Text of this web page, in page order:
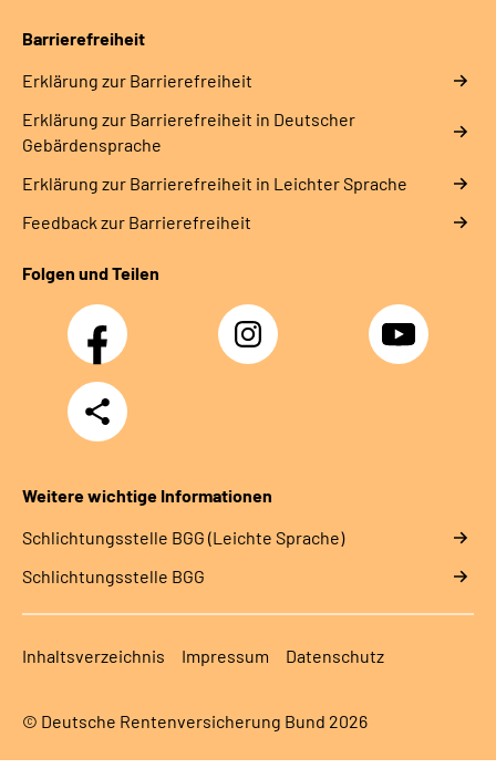
Barrierefreiheit
Erklärung zur Barrierefreiheit
Erklärung zur Barrierefreiheit in Deutscher
Gebärdensprache
Erklärung zur Barrierefreiheit in Leichter Sprache
Feedback zur Barrierefreiheit
Folgen und Teilen
Facebook Instagram YouTube
Teilen
Weitere wichtige Informationen
Schlich­tungs­stel­le BGG (Leichte Sprache)
Schlich­tungs­stel­le BGG
Inhaltsverzeichnis Impressum Datenschutz
© Deutsche Rentenversicherung Bund 2026